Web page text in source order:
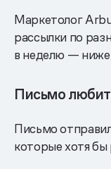
Маркетолог
рассылки по
в неделю —
Письмо
Письмо
которые хотя бы